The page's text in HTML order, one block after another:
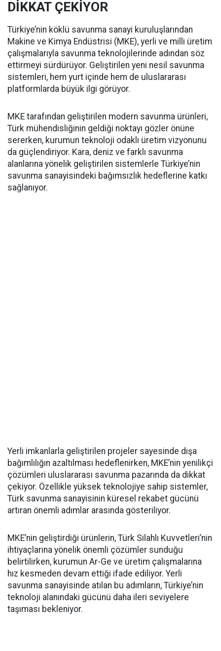
DİKKAT ÇEKİYOR
Türkiye’nin köklü savunma sanayi kuruluşlarından
Makine ve Kimya Endüstrisi (MKE), yerli ve milli üretim
çalışmalarıyla savunma teknolojilerinde adından söz
ettirmeyi sürdürüyor. Geliştirilen yeni nesil savunma
sistemleri, hem yurt içinde hem de uluslararası
platformlarda büyük ilgi görüyor.
MKE tarafından geliştirilen modern savunma ürünleri,
Türk mühendisliğinin geldiği noktayı gözler önüne
sererken, kurumun teknoloji odaklı üretim vizyonunu
da güçlendiriyor. Kara, deniz ve farklı savunma
alanlarına yönelik geliştirilen sistemlerle Türkiye’nin
savunma sanayisindeki bağımsızlık hedeflerine katkı
sağlanıyor.
Yerli imkanlarla geliştirilen projeler sayesinde dışa
bağımlılığın azaltılması hedeflenirken, MKE’nin yenilikçi
çözümleri uluslararası savunma pazarında da dikkat
çekiyor. Özellikle yüksek teknolojiye sahip sistemler,
Türk savunma sanayisinin küresel rekabet gücünü
artıran önemli adımlar arasında gösteriliyor.
MKE’nin geliştirdiği ürünlerin, Türk Silahlı Kuvvetleri’nin
ihtiyaçlarına yönelik önemli çözümler sunduğu
belirtilirken, kurumun Ar-Ge ve üretim çalışmalarına
hız kesmeden devam ettiği ifade ediliyor. Yerli
savunma sanayisinde atılan bu adımların, Türkiye’nin
teknoloji alanındaki gücünü daha ileri seviyelere
taşıması bekleniyor.